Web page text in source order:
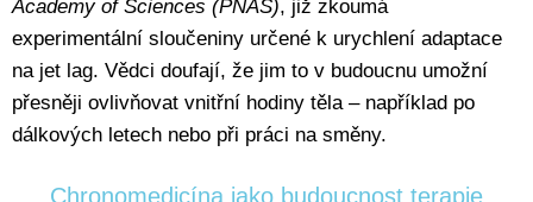
Academy of Sciences (PNAS), již zkoumá
experimentální sloučeniny určené k urychlení adaptace
na jet lag. Vědci doufají, že jim to v budoucnu umožní
přesněji ovlivňovat vnitřní hodiny těla – například po
dálkových letech nebo při práci na směny.
Chronomedicína jako budoucnost terapie